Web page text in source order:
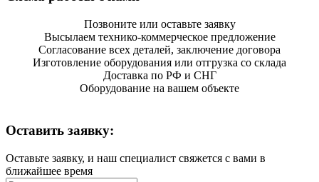
Позвоните или оставьте заявку
Высылаем технико-коммерческое предложение
Согласование всех деталей, заключение договора
Изготовление оборудования или отгрузка со склада
Доставка по РФ и СНГ
Оборудование на вашем объекте
Оставить заявку:
Оставьте заявку, и наш специалист свяжется с вами в
ближайшее время